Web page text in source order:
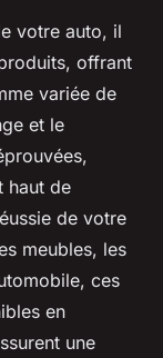
votre auto, il
offrant
variée de
et le
haut de
de votre
meubles, les
ces
en
une